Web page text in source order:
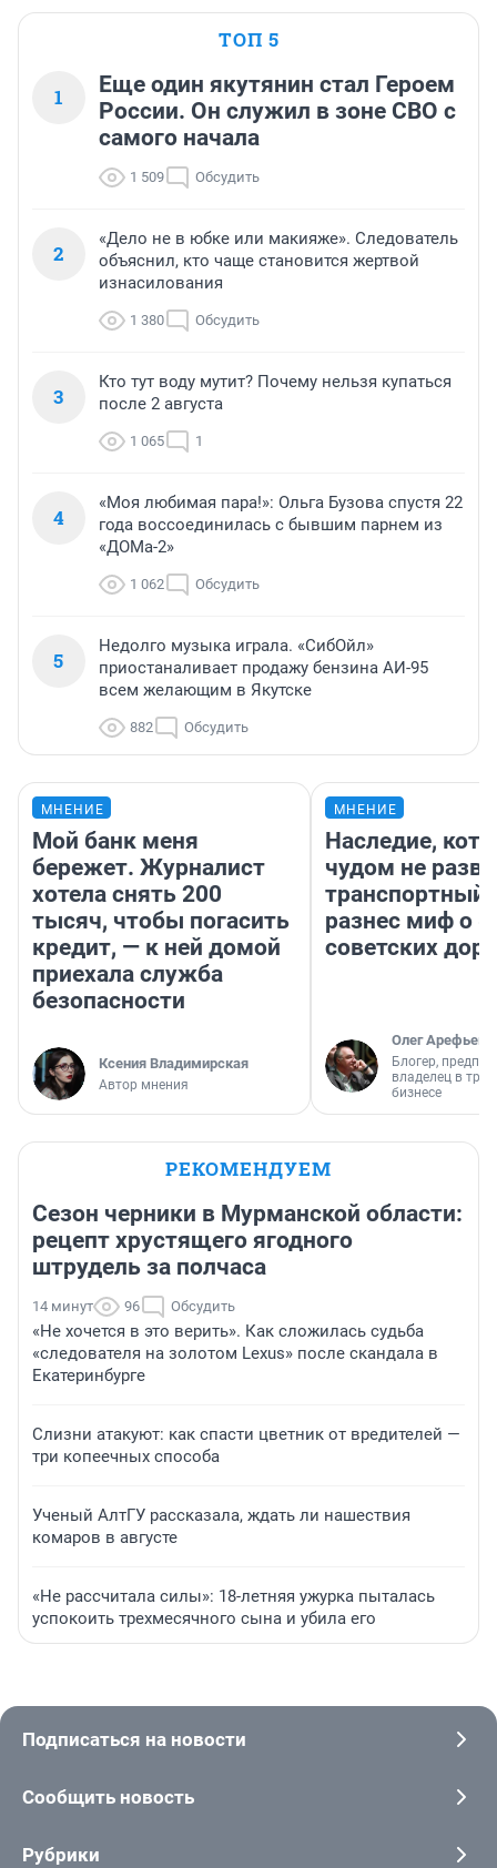
ТОП 5
1
Еще один якутянин стал Героем
России. Он служил в зоне СВО с
самого начала
1 509 Обсудить
2
«Дело не в юбке или макияже». Следователь
объяснил, кто чаще становится жертвой
изнасилования
1 380 Обсудить
3
Кто тут воду мутит? Почему нельзя купаться
после 2 августа
1 065 1
4
«Моя любимая пара!»: Ольга Бузова спустя 22
года воссоединилась с бывшим парнем из
«ДОМа-2»
1 062 Обсудить
5
Недолго музыка играла. «СибОйл»
приостаналивает продажу бензина АИ-95
всем желающим в Якутске
882 Обсудить
МНЕНИЕ
Мой банк меня
бережет. Журналист
хотела снять 200
тысяч, чтобы погасить
кредит, — к ней домой
приехала служба
безопасности
Ксения Владимирская
Автор мнения
МНЕНИЕ
Наследие,
чудом не
транспортный
разнес миф о
советских
Олег Арефьев
Блогер,
владелец в
бизнесе
РЕКОМЕНДУЕМ
Сезон черники в Мурманской области:
рецепт хрустящего ягодного
штрудель за полчаса
14 минут 96 Обсудить
«Не хочется в это верить». Как сложилась судьба
«следователя на золотом Lexus» после скандала в
Екатеринбурге
Слизни атакуют: как спасти цветник от вредителей —
три копеечных способа
Ученый АлтГУ рассказала, ждать ли нашествия
комаров в августе
«Не рассчитала силы»: 18-летняя ужурка пыталась
успокоить трехмесячного сына и убила его
Подписаться на новости
Сообщить новость
Рубрики